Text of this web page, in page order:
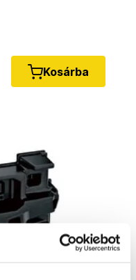
Kosárba